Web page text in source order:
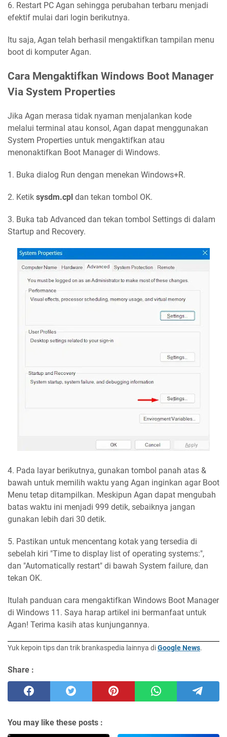
6. Restart PC Agan sehingga perubahan terbaru menjadi
efektif mulai dari login berikutnya.
Itu saja, Agan telah berhasil mengaktifkan tampilan menu
boot di komputer Agan.
Cara Mengaktifkan Windows Boot Manager
Via System Properties
Jika Agan merasa tidak nyaman menjalankan kode
melalui terminal atau konsol, Agan dapat menggunakan
System Properties untuk mengaktifkan atau
menonaktifkan Boot Manager di Windows.
1. Buka dialog Run dengan menekan Windows+R.
2. Ketik sysdm.cpl dan tekan tombol OK.
3. Buka tab Advanced dan tekan tombol Settings di dalam
Startup and Recovery.
4. Pada layar berikutnya, gunakan tombol panah atas &
bawah untuk memilih waktu yang Agan inginkan agar Boot
Menu tetap ditampilkan. Meskipun Agan dapat mengubah
batas waktu ini menjadi 999 detik, sebaiknya jangan
gunakan lebih dari 30 detik.
5. Pastikan untuk mencentang kotak yang tersedia di
sebelah kiri "Time to display list of operating systems:",
dan "Automatically restart" di bawah System failure, dan
tekan OK.
Itulah panduan cara mengaktifkan Windows Boot Manager
di Windows 11. Saya harap artikel ini bermanfaat untuk
Agan! Terima kasih atas kunjungannya.
Yuk kepoin tips dan trik brankaspedia lainnya diGoogle News.
Share :
You may like these posts :